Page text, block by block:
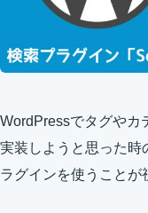
WordPressでタグやカ
実装しようと思った時
ラグインを使うことが